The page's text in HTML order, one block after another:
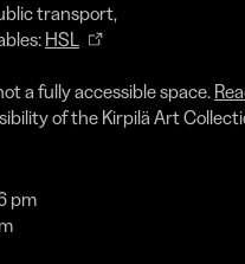
transport,
HSL
a fully accessible space.
of the Kirpilä Art
pm